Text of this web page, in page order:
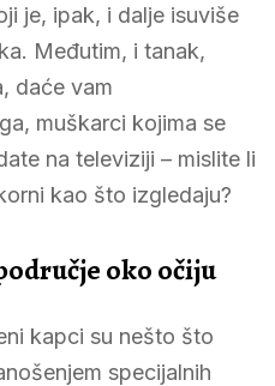
je, ipak, i dalje isuviše
Međutim, i tanak,
daće vam
muškarci kojima se
na televiziji – mislite li
kao što izgledaju?
oko očiju
kapci su nešto što
specijalnih